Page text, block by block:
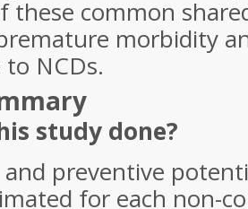
these common
morbidity
NCDs.
study done?
preventive
for each non-